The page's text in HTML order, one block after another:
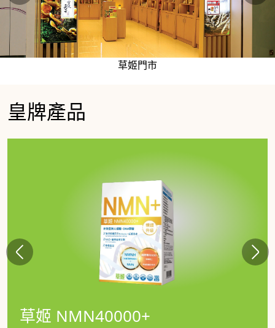
草姬門市
皇牌產品
草姬 NMN40000+